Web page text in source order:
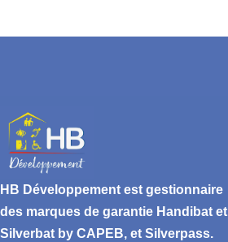
HB Développement est gestionnaire
des marques de garantie Handibat et
Silverbat by CAPEB, et Silverpass.